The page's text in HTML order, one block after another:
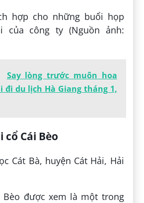
hợp cho những buổi họp
của công ty (Nguồn ảnh:
Say lòng trước muôn hoa
đi du lịch Hà Giang tháng 1,
cổ Cái Bèo
Cát Bà, huyện Cát Hải, Hải
Bèo được xem là một trong